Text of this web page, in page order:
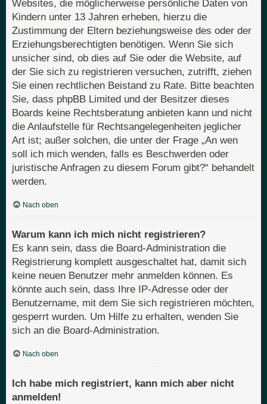
Websites, die möglicherweise persönliche Daten von
Kindern unter 13 Jahren erheben, hierzu die
Zustimmung der Eltern beziehungsweise des oder der
Erziehungsberechtigten benötigen. Wenn Sie sich
unsicher sind, ob dies auf Sie oder die Website, auf
der Sie sich zu registrieren versuchen, zutrifft, ziehen
Sie einen rechtlichen Beistand zu Rate. Bitte beachten
Sie, dass phpBB Limited und der Besitzer dieses
Boards keine Rechtsberatung anbieten kann und nicht
die Anlaufstelle für Rechtsangelegenheiten jeglicher
Art ist; außer solchen, die unter der Frage „An wen
soll ich mich wenden, falls es Beschwerden oder
juristische Anfragen zu diesem Forum gibt?“ behandelt
werden.
Nach oben
Warum kann ich mich nicht registrieren?
Es kann sein, dass die Board-Administration die
Registrierung komplett ausgeschaltet hat, damit sich
keine neuen Benutzer mehr anmelden können. Es
könnte auch sein, dass Ihre IP-Adresse oder der
Benutzername, mit dem Sie sich registrieren möchten,
gesperrt wurden. Um Hilfe zu erhalten, wenden Sie
sich an die Board-Administration.
Nach oben
Ich habe mich registriert, kann mich aber nicht
anmelden!